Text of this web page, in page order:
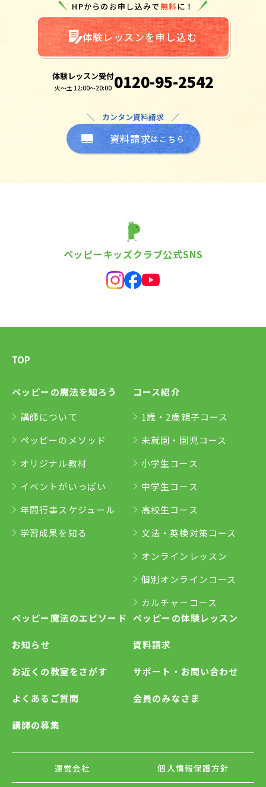
HPからのお申し込みで無料に！
体験レッスンを申し込む
体験レッスン受付
火～土 12:00～20:00 0120-95-2542
＼ カンタン資料請求 ／
資料請求はこちら
ペッピーキッズクラブ公式SNS
TOP
ペッピーの魔法を知ろう
講師について
ペッピーのメソッド
オリジナル教材
イベントがいっぱい
年間行事スケジュール
学習成果を知る
コース紹介
1歳・2歳親子コース
未就園・園児コース
小学生コース
中学生コース
高校生コース
文法・英検対策コース
オンラインレッスン
個別オンラインコース
カルチャーコース
ペッピー魔法のエピソード
お知らせ
お近くの教室をさがす
よくあるご質問
講師の募集
ペッピーの体験レッスン
資料請求
サポート・お問い合わせ
会員のみなさま
運営会社 個人情報保護方針